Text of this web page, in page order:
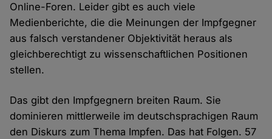
Online-Foren. Leider gibt es auch viele
Medienberichte, die die Meinungen der Impfgegner
aus falsch verstandener Objektivität heraus als
gleichberechtigt zu wissenschaftlichen Positionen
stellen.
Das gibt den Impfgegnern breiten Raum. Sie
dominieren mittlerweile im deutschsprachigen Raum
den Diskurs zum Thema Impfen. Das hat Folgen. 57